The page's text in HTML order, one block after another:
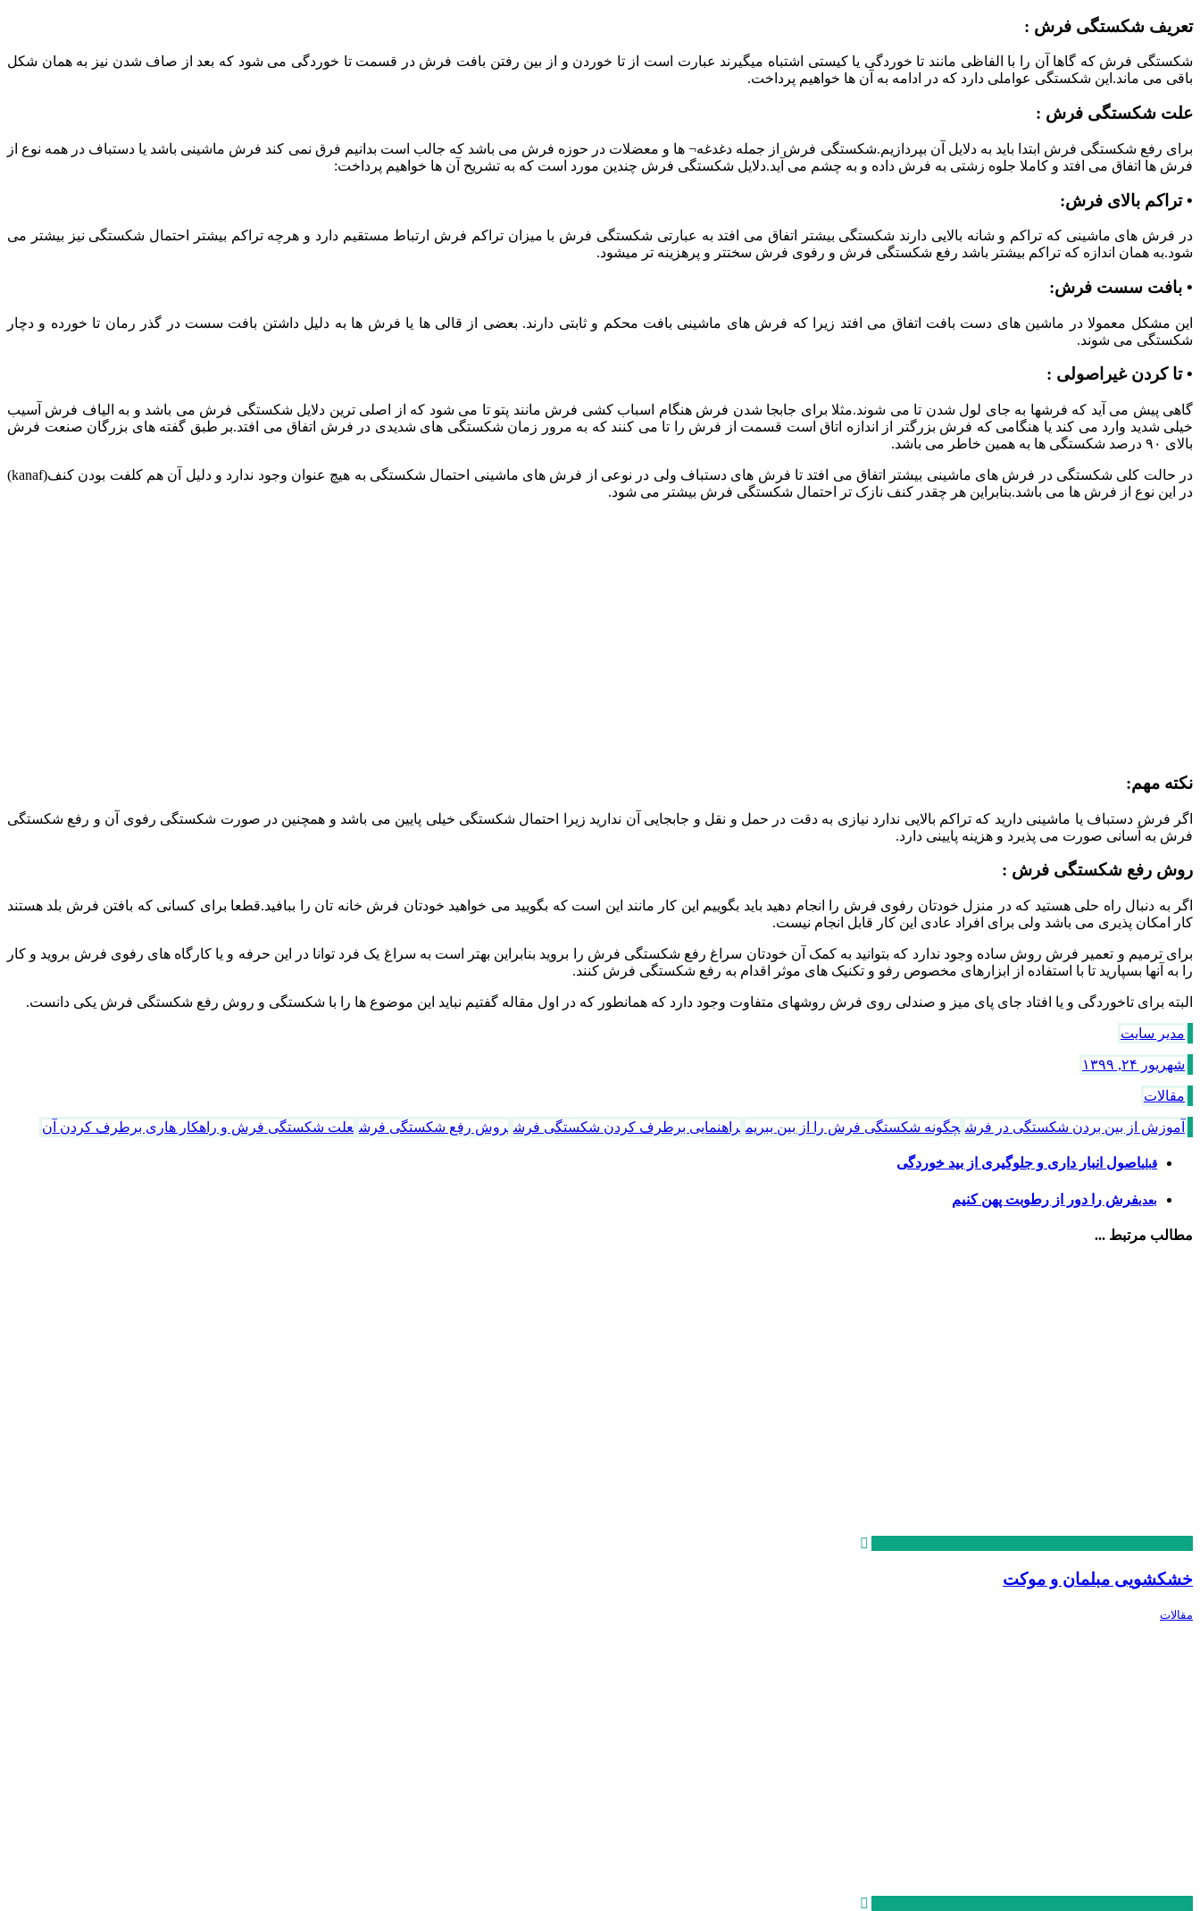
تعریف شکستگی فرش :
شکستگی فرش که گاها آن را با الفاظی مانند تا خوردگی یا کیستی اشتباه میگیرند عبارت است از تا خوردن و از بین رفتن بافت فرش در قسمت تا خوردگی می شود که بعد از صاف شدن نیز به همان شکل
باقی می ماند.این شکستگی عواملی دارد که در ادامه به آن ها خواهیم پرداخت.
علت شکستگی فرش :
برای رفع شکستگی فرش ابتدا باید به دلایل آن بپردازیم.شکستگی فرش از جمله دغدغه¬ ها و معضلات در حوزه فرش می باشد که جالب است بدانیم فرق نمی کند فرش ماشینی باشد یا دستباف در همه نوع از
فرش ها اتفاق می افتد و کاملا جلوه زشتی به فرش داده و به چشم می آید.دلایل شکستگی فرش چندین مورد است که به تشریح آن ها خواهیم پرداخت:
• تراکم بالای فرش:
در فرش های ماشینی که تراکم و شانه بالایی دارند شکستگی بیشتر اتفاق می افتد به عبارتی شکستگی فرش با میزان تراکم فرش ارتباط مستقیم دارد و هرچه تراکم بیشتر احتمال شکستگی نیز بیشتر می
شود.به همان اندازه که تراکم بیشتر باشد رفع شکستگی فرش و رفوی فرش سختتر و پرهزینه تر میشود.
• بافت سست فرش:
این مشکل معمولا در ماشین های دست بافت اتفاق می افتد زیرا که فرش های ماشینی بافت محکم و ثابتی دارند. بعضی از قالی ها یا فرش ها به دلیل داشتن بافت سست در گذر رمان تا خورده و دچار
شکستگی می شوند.
• تا کردن غیراصولی :
گاهی پیش می آید که فرشها به جای لول شدن تا می شوند.مثلا برای جابجا شدن فرش هنگام اسباب کشی فرش مانند پتو تا می شود که از اصلی ترین دلایل شکستگی فرش می باشد و به الیاف فرش آسیب
خیلی شدید وارد می کند یا هنگامی که فرش بزرگتر از اندازه اتاق است قسمت از فرش را تا می کنند که به مرور زمان شکستگی های شدیدی در فرش اتفاق می افتد.بر طبق گفته های بزرگان صنعت فرش
بالای ۹۰ درصد شکستگی ها به همین خاطر می باشد.
در حالت کلی شکستگی در فرش های ماشینی بیشتر اتفاق می افتد تا فرش های دستباف ولی در نوعی از فرش های ماشینی احتمال شکستگی به هیچ عنوان وجود ندارد و دلیل آن هم کلفت بودن کنف(kanaf)
در این نوع از فرش ها می باشد.بنابراین هر چقدر کنف نازک تر احتمال شکستگی فرش بیشتر می شود.
نکته مهم:
اگر فرش دستباف یا ماشینی دارید که تراکم بالایی ندارد نیازی به دقت در حمل و نقل و جابجایی آن ندارید زیرا احتمال شکستگی خیلی پایین می باشد و همچنین در صورت شکستگی رفوی آن و رفع شکستگی
فرش به آسانی صورت می پذیرد و هزینه پایینی دارد.
روش رفع شکستگی فرش :
اگر به دنبال راه حلی هستید که در منزل خودتان رفوی فرش را انجام دهید باید بگوییم این کار مانند این است که بگویید می خواهید خودتان فرش خانه تان را ببافید.قطعا برای کسانی که بافتن فرش بلد هستند
کار امکان پذیری می باشد ولی برای افراد عادی این کار قابل انجام نیست.
برای ترمیم و تعمیر فرش روش ساده وجود ندارد که بتوانید به کمک آن خودتان سراغ رفع شکستگی فرش را بروید بنابراین بهتر است به سراغ یک فرد توانا در این حرفه و یا کارگاه های رفوی فرش بروید و کار
را به آنها بسپارید تا با استفاده از ابزارهای مخصوص رفو و تکنیک های موثر اقدام به رفع شکستگی فرش کنند.
البته برای تاخوردگی و یا افتاد جای پای میز و صندلی روی فرش روشهای متفاوت وجود دارد که همانطور که در اول مقاله گفتیم نباید این موضوع ها را با شکستگی و روش رفع شکستگی فرش یکی دانست.
مدیر سایت
شهریور ۲۴, ۱۳۹۹
مقالات
آموزش از بین بردن شکستگی در فرش چگونه شکستگی فرش را از بین ببریم راهنمایی برطرف کردن شکستگی فرش روش رفع شکستگی فرش علت شکستگی فرش و راهکار هاری برطرف کردن آن
قبلیاصول انبار داری و جلوگیری از بید خوردگی
بعدیفرش را دور از رطوبت پهن کنیم
مطالب مرتبط ...
خشکشویی مبلمان و موکت
مقالات